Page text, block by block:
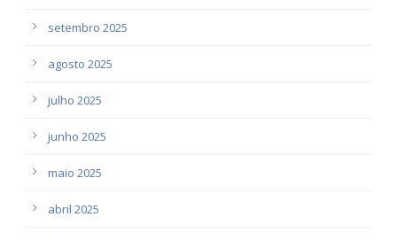
setembro 2025
agosto 2025
julho 2025
junho 2025
maio 2025
abril 2025